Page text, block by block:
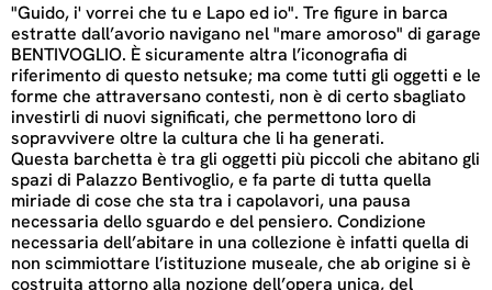
"Guido, i' vorrei che tu e Lapo ed io". Tre figure in barca
estratte dall’avorio navigano nel "mare amoroso" di garage
BENTIVOGLIO. È sicuramente altra l’iconografia di
riferimento di questo netsuke; ma come tutti gli oggetti e le
forme che attraversano contesti, non è di certo sbagliato
investirli di nuovi significati, che permettono loro di
sopravvivere oltre la cultura che li ha generati.
Questa barchetta è tra gli oggetti più piccoli che abitano gli
spazi di Palazzo Bentivoglio, e fa parte di tutta quella
miriade di cose che sta tra i capolavori, una pausa
necessaria dello sguardo e del pensiero. Condizione
necessaria dell’abitare in una collezione è infatti quella di
non scimmiottare l’istituzione museale, che ab origine si è
costruita attorno alla nozione dell’opera unica, del